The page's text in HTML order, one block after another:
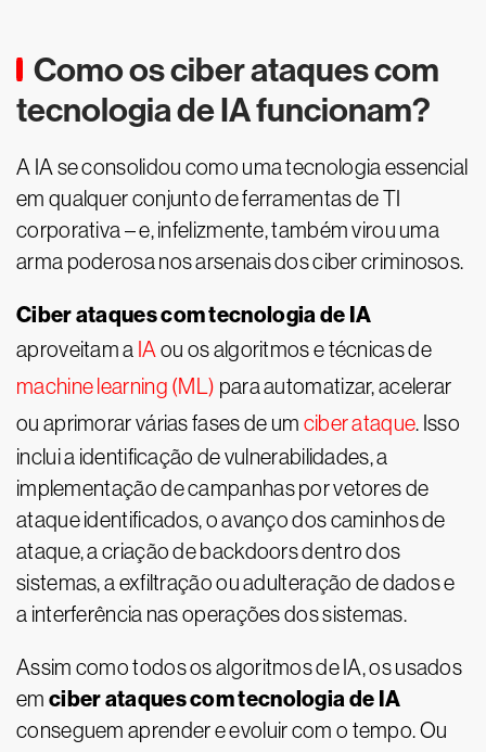
Como os ciber ataques com
tecnologia de IA funcionam?
A IA se consolidou como uma tecnologia essencial
em qualquer conjunto de ferramentas de TI
corporativa – e, infelizmente, também virou uma
arma poderosa nos arsenais dos ciber criminosos.
Ciber ataques com tecnologia de IA
aproveitam a IA ou os algoritmos e técnicas de
machine learning (ML) para automatizar, acelerar
ou aprimorar várias fases de um ciber ataque. Isso
inclui a identificação de vulnerabilidades, a
implementação de campanhas por vetores de
ataque identificados, o avanço dos caminhos de
ataque, a criação de backdoors dentro dos
sistemas, a exfiltração ou adulteração de dados e
a interferência nas operações dos sistemas.
Assim como todos os algoritmos de IA, os usados
em ciber ataques com tecnologia de IA
conseguem aprender e evoluir com o tempo. Ou